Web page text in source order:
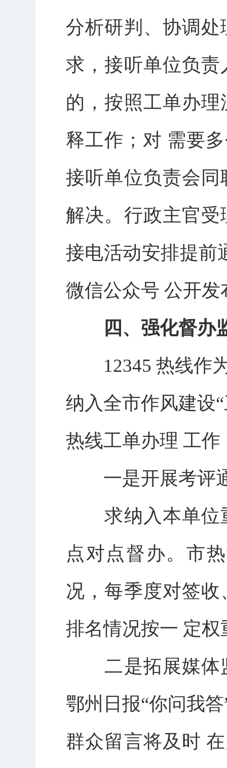
分析研判、协调
求，接听单位负
的，按照工单办
释工作；对 需要
接听单位负责会
解决。行政主官
接电活动安排提前
微信公众号 公开发
四、强化督办
12345 热线作为
纳入全市作风建设
热线工单办理 工
一是开展考评通
求纳入本单位重
点对点督办。市
况，每季度对签
排名情况按一 定
二是拓展媒体监
鄂州日报“你问我
群众留言将及时